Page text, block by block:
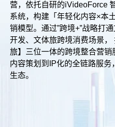
营，依托自研的iVideoForce
系统，构建「年轻化内容×本
销模型。通过”跨境+”战略打
开发、文体旅跨境消费场景，
旅】三位一体的跨境整合营销
内容策划到IP化的全链路服务
生态。